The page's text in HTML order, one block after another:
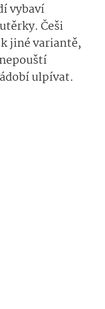
vybaví
Češi
jiné variantě,
ulpívat.